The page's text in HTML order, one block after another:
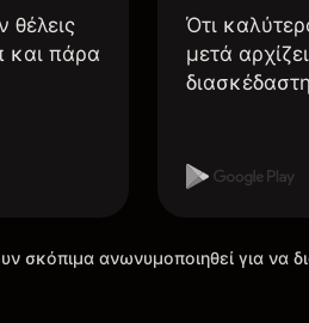
θέλεις
και πάρα
Ότι
μετά
σκόπιμα ανωνυμοποιηθεί για να